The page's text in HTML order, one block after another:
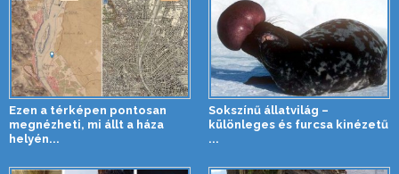
Ezen a térképen pontosan
megnézheti, mi állt a háza
helyén...
Sokszínű állatvilág –
különleges és furcsa kinézetű
...